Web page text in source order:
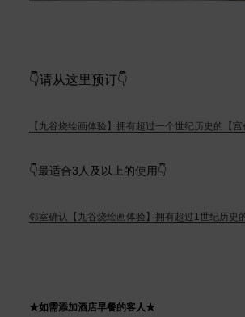
👇请从这里预订👇
【九谷烧绘画体验】拥有超过一个世纪历史的【
👇最适合3人及以上的使用👇
邻室确认【九谷烧绘画体验】拥有超过1世纪历史
★如需添加酒店早餐的客人★